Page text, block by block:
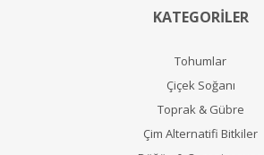
KATEGORİLER
Tohumlar
Çiçek Soğanı
Toprak & Gübre
Çim Alternatifi Bitkiler